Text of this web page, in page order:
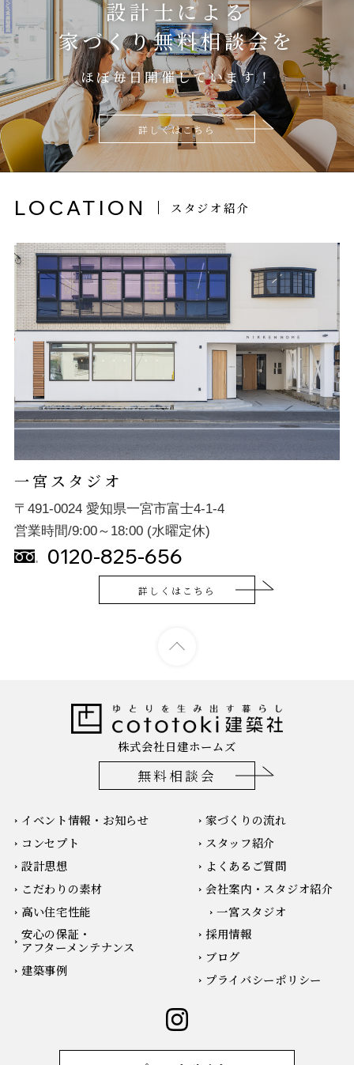
設計士による
家づくり無料相談会を
ほぼ毎日開催しています！
詳しくはこちら
LOCATION スタジオ紹介
一宮スタジオ
〒491-0024 愛知県一宮市富士4-1-4
営業時間/9:00～18:00 (水曜定休)
0120-825-656
詳しくはこちら
株式会社日建ホームズ
無料相談会
イベント情報・お知らせ
コンセプト
設計思想
こだわりの素材
高い住宅性能
安心の保証・
アフターメンテナンス
建築事例
家づくりの流れ
スタッフ紹介
よくあるご質問
会社案内・スタジオ紹介
一宮スタジオ
採用情報
ブログ
プライバシーポリシー